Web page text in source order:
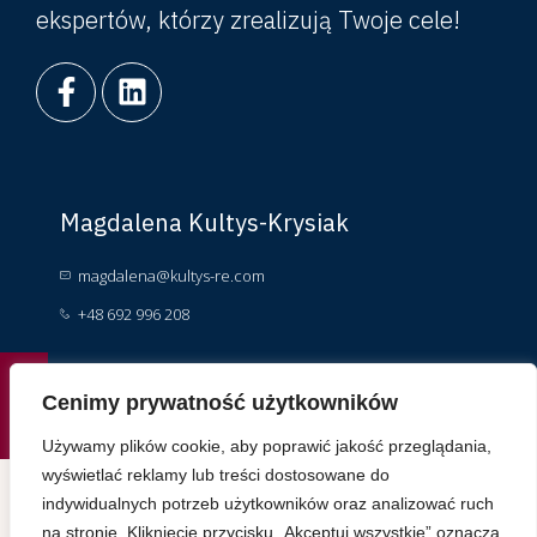
Cenimy prywatność użytkowników
Używamy plików cookie, aby poprawić jakość przeglądania,
wyświetlać reklamy lub treści dostosowane do
indywidualnych potrzeb użytkowników oraz analizować ruch
na stronie. Kliknięcie przycisku „Akceptuj wszystkie” oznacza
ekspertów, którzy zrealizują Twoje cele!
Magdalena Kultys-Krysiak
magdalena@kultys-re.com
+48 692 996 208
Kacper Krysiak
kacper.krysiak@kultys-re.com
+ 48 697 055 360